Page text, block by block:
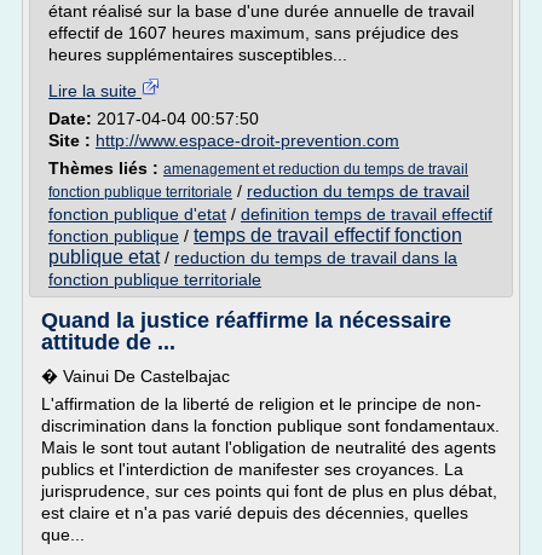
étant réalisé sur la base d'une durée annuelle de travail
effectif de 1607 heures maximum, sans préjudice des
heures supplémentaires susceptibles...
Lire la suite
Date: 2017-04-04 00:57:50
Site : http://www.espace-droit-prevention.com
Thèmes liés : amenagement et reduction du temps de travail
fonction publique territoriale / reduction du temps de travail
fonction publique d'etat / definition temps de travail effectif
fonction publique / temps de travail effectif fonction
publique etat/ reduction du temps de travail dans la
fonction publique territoriale
Quand la justice réaffirme la nécessaire
attitude de ...
� Vainui De Castelbajac
L'affirmation de la liberté de religion et le principe de non-
discrimination dans la fonction publique sont fondamentaux.
Mais le sont tout autant l'obligation de neutralité des agents
publics et l'interdiction de manifester ses croyances. La
jurisprudence, sur ces points qui font de plus en plus débat,
est claire et n'a pas varié depuis des décennies, quelles
que...